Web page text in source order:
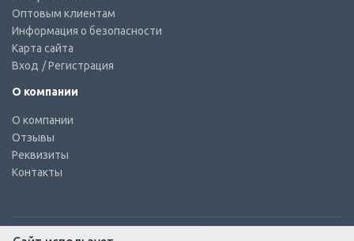
Оптовым клиентам
Информация о безопасности
Карта сайта
Вход / Регистрация
О компании
О компании
Отзывы
Реквизиты
Контакты